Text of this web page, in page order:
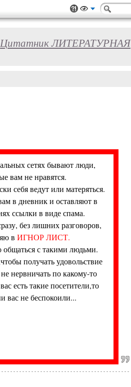
Цитатник ЛИТЕРАТУРНАЯ
сетях бывают люди,
вам не нравятся.
себя ведут или матеряться.
в дневник и оставляют в
ссылки в виде спама.
без лишних разговоров,
в ИГНОР ЛИСТ.
с такими людьми.
получать удовольствие
нервничать по какому-то
есть такие посетители,то
вас не беспокоили...